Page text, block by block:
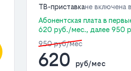
ТВ-приставкане включена
Абонентская плата в
620 руб./мес., далее 950
950 руб/мес
620 руб/мес